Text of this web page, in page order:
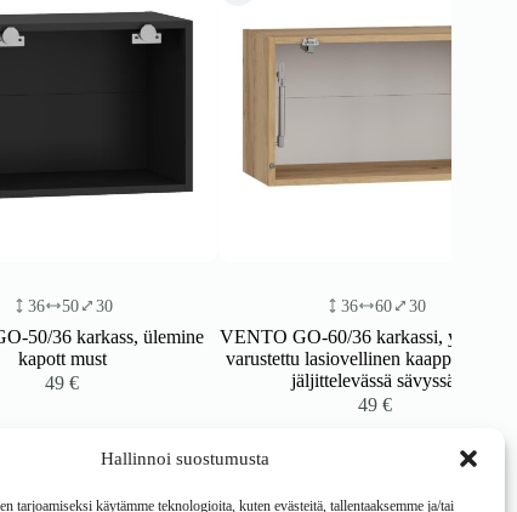
Hallinnoi suostumusta
tarjoamiseksi käytämme teknologioita, kuten evästeitä, tallentaaksemme ja/tai
30
ülemine
30
VENTO GO-60/36 karkassi, yläkaapilla
varustettu lasiovellinen kaappi, tammea
jäljittelevässä sävyssä.